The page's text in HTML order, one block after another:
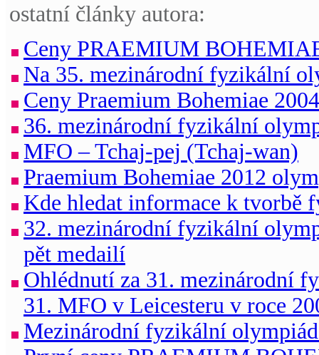
ostatní články autora:
Ceny PRAEMIUM
Na 35. mezinárodní fyzikální
Ceny Praemium Bohemiae 2004
36. mezinárodní fyzikální
MFO – Tchaj-pej (Tchaj-wan)
Praemium Bohemiae 2012
Kde hledat informace k tvorbě
32. mezinárodní fyzikální
pět medailí
Ohlédnutí za 31. mezinárodní
31. MFO v Leicesteru v roce
Mezinárodní fyzikální